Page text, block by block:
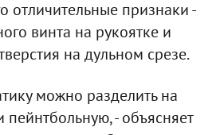
отличительные признаки -
винта на рукоятке и
на дульном срезе.
можно разделить на
пейнтбольную, - объясняет